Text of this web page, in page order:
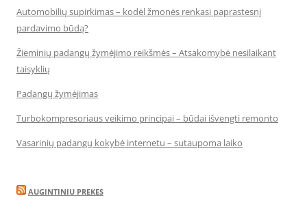
Automobilių supirkimas – kodėl žmonės renkasi paprastesnį
pardavimo būdą?
Žieminių padangų žymėjimo reikšmės – Atsakomybė nesilaikant
taisyklių
Padangų žymėjimas
Turbokompresoriaus veikimo principai – būdai išvengti remonto
Vasarinių padangų kokybė internetu – sutaupoma laiko
AUGINTINIU PREKES